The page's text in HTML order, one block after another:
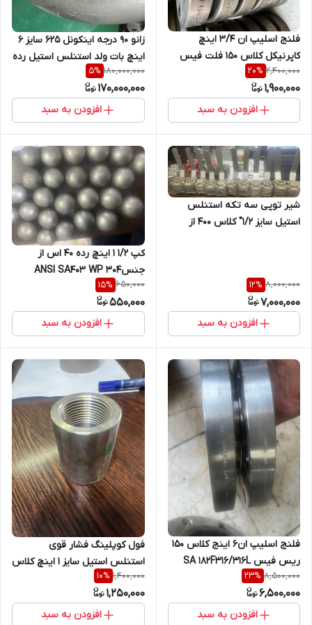
فلنج اسلیپ ان 3/4 اینچ
کاپرنیکل کلاس 150 فلت فیس
HF 10 UNS C7060X B466
2,400,000
20%
1,900,000
افزودن به سبد
زانو 90 درجه اینکونل 625 سایز 6
اینچ بات ولد استنلس استیل رده
80 UNS NO6625
180,000,000
5%
170,000,000
افزودن به سبد
شیر توپی سه تکه استنلس
استیل سایز 1/2" کلاس 400 از
8,000,000
12%
7,000,000
افزودن به سبد
کپ 1/2 1 اینچ رده 40 اس از
جنسANSI SA403 WP 304
650,000
15%
550,000
افزودن به سبد
فلنج اسلیپ ان6 اینج کلاس 150
ریس فیس SA 182F316/316L
8,500,000
23%
6,500,000
افزودن به سبد
فول کوپلینگ فشار قوی
استنلس استیل سایز 1 اینچ کلاس
F316/F316L
1,400,000
10%
1,250,000
افزودن به سبد